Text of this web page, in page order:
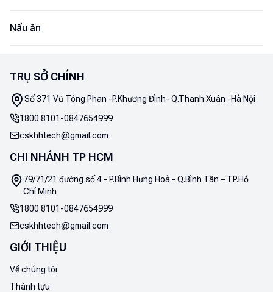
Nấu ăn
TRỤ SỞ CHÍNH
Số 371 Vũ Tông Phan -P.Khương Đình- Q.Thanh Xuân -Hà Nội
1800 8101 -0847654999
cskhhtech@gmail.com
CHI NHÁNH TP HCM
79/71/21 đường số 4 - P.Bình Hưng Hoà - Q.Bình Tân – TP.Hồ
Chí Minh
1800 8101 -0847654999
cskhhtech@gmail.com
GIỚI THIỆU
Về chúng tôi
Thành tựu